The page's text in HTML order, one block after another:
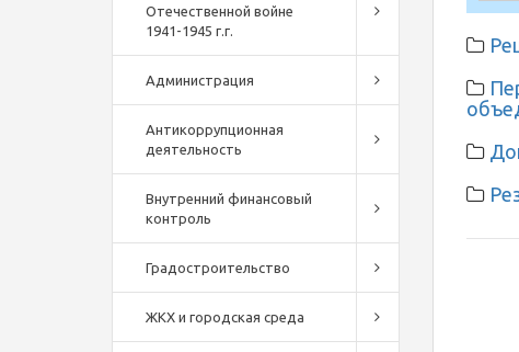
Отечественной войне
1941-1945 г.г.
Администрация
Антикоррупционная
деятельность
Внутренний финансовый
контроль
Градостроительство
ЖКХ и городская среда